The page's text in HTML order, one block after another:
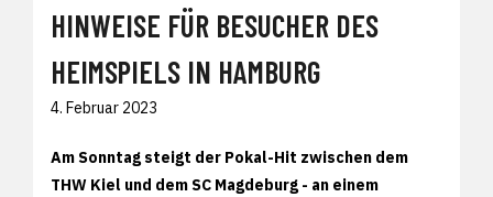
HINWEISE FÜR BESUCHER DES
HEIMSPIELS IN HAMBURG
4. Februar 2023
Am Sonntag steigt der Pokal-Hit zwischen dem
THW Kiel und dem SC Magdeburg - an einem